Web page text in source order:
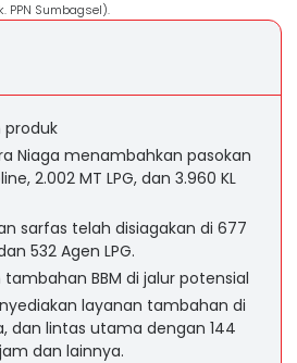
PPN Sumbagsel).
produk
Niaga menambahkan pasokan
2.002 MT LPG, dan 3.960 KL
sarfas telah disiagakan di 677
532 Agen LPG.
BBM di jalur potensial
layanan tambahan di
dan lintas utama dengan 144
dan lainnya.